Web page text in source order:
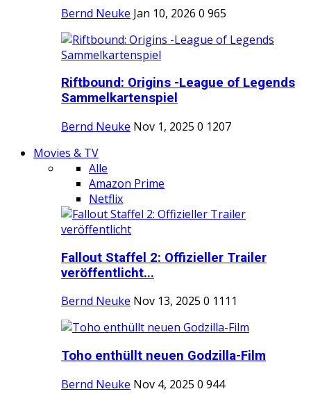
Bernd Neuke Jan 10, 2026 0 965
Riftbound: Origins -League of Legends
Sammelkartenspiel
Bernd Neuke Nov 1, 2025 0 1207
Movies & TV
Alle
Amazon Prime
Netflix
Fallout Staffel 2: Offizieller Trailer
veröffentlicht...
Bernd Neuke Nov 13, 2025 0 1111
Toho enthüllt neuen Godzilla-Film
Bernd Neuke Nov 4, 2025 0 944